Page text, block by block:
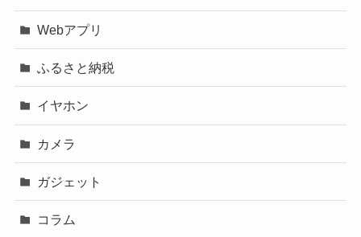
Webアプリ
ふるさと納税
イヤホン
カメラ
ガジェット
コラム